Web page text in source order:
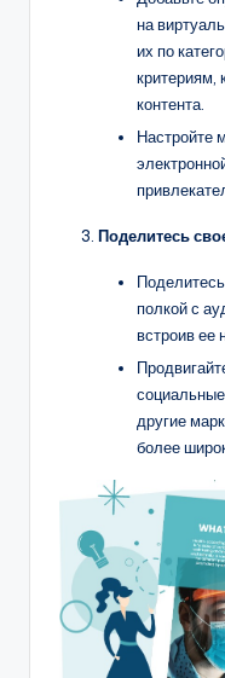
на
их по
критериям,
контента.
Настройте
Поделитесь
полкой с
встроив ее
другие
более